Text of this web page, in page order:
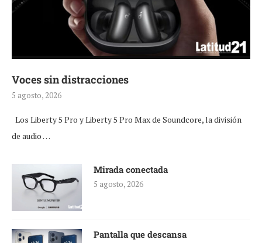
Voces sin distracciones
5 agosto, 2026
Los Liberty 5 Pro y Liberty 5 Pro Max de Soundcore, la división
de audio …
Mirada conectada
5 agosto, 2026
Pantalla que descansa